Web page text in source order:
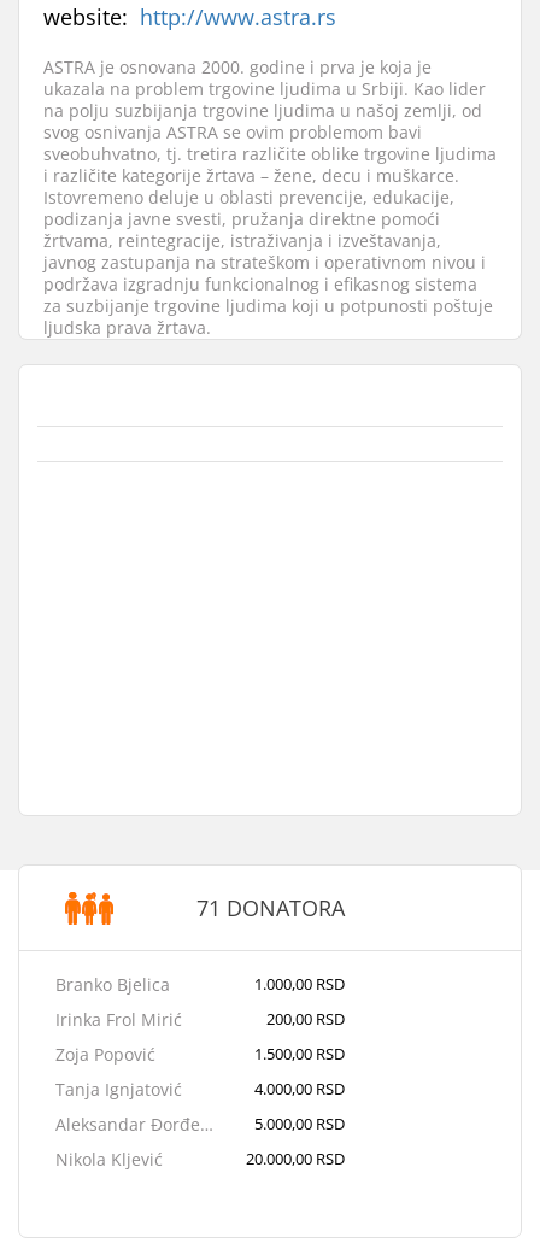
website: http://www.astra.rs
ASTRA je osnovana 2000. godine i prva je koja je
ukazala na problem trgovine ljudima u Srbiji. Kao lider
na polju suzbijanja trgovine ljudima u našoj zemlji, od
svog osnivanja ASTRA se ovim problemom bavi
sveobuhvatno, tj. tretira različite oblike trgovine ljudima
i različite kategorije žrtava – žene, decu i muškarce.
Istovremeno deluje u oblasti prevencije, edukacije,
podizanja javne svesti, pružanja direktne pomoći
žrtvama, reintegracije, istraživanja i izveštavanja,
javnog zastupanja na strateškom i operativnom nivou i
podržava izgradnju funkcionalnog i efikasnog sistema
za suzbijanje trgovine ljudima koji u potpunosti poštuje
ljudska prava žrtava.
71 DONATORA
Branko Bjelica 1.000,00 RSD
Irinka Frol Mirić 200,00 RSD
Zoja Popović 1.500,00 RSD
Tanja Ignjatović 4.000,00 RSD
Aleksandar Đorđević 5.000,00 RSD
Nikola Kljević 20.000,00 RSD